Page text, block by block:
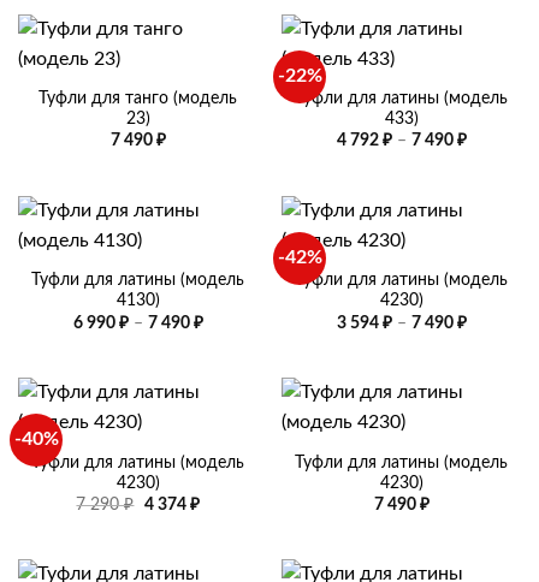
Туфли для танго (модель
23)
7 490 ₽
-22%
Туфли для латины (модель
433)
4 792 ₽ – 7 490 ₽
Туфли для латины (модель
4130)
6 990 ₽ – 7 490 ₽Диапазон
-42%
Туфли для латины (модель
4230)
3 594 ₽ – 7 490 ₽
-40%
Туфли для латины (модель
4230)
7 290₽
Первоначальная
290 ₽.
4 374 ₽Текущая
Туфли для латины (модель
4230)
7 490 ₽